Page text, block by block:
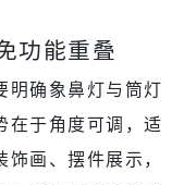
功能重叠
明确象鼻灯与筒灯
在于角度可调，适
画、摆件展示，